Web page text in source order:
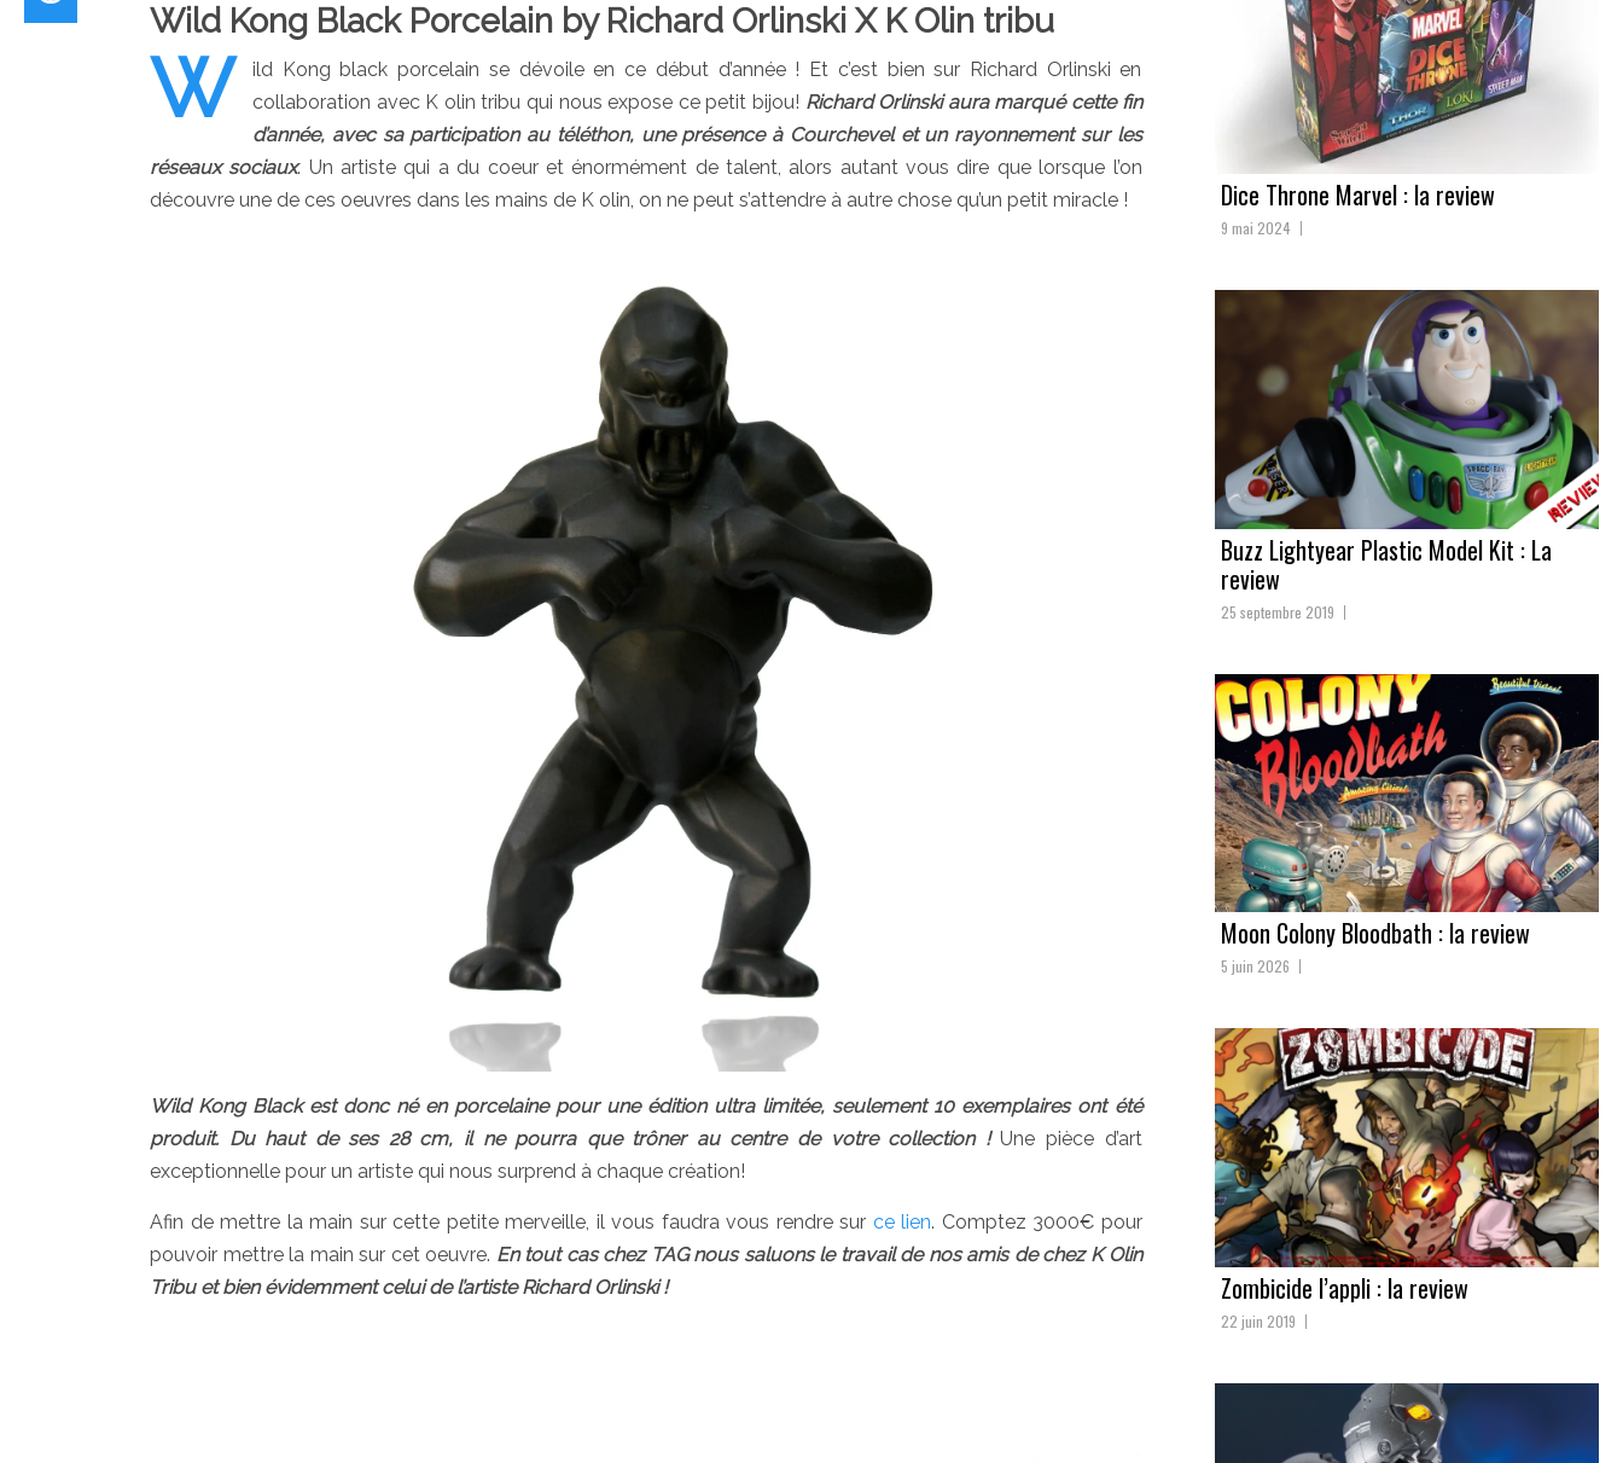
Wild Kong Black Porcelain by Richard Orlinski X K Olin tribu
W
ild Kong black porcelain se dévoile en ce début d’année ! Et c’est bien sur Richard Orlinski en
collaboration avec K olin tribu qui nous expose ce petit bijou! Richard Orlinski aura marqué cette fin
d’année, avec sa participation au téléthon, une présence à Courchevel et un rayonnement sur les
réseaux sociaux. Un artiste qui a du coeur et énormément de talent, alors autant vous dire que lorsque l’on
découvre une de ces oeuvres dans les mains de K olin, on ne peut s’attendre à autre chose qu’un petit miracle !
Wild Kong Black est donc né en porcelaine pour une édition ultra limitée, seulement 10 exemplaires ont été
produit. Du haut de ses 28 cm, il ne pourra que trôner au centre de votre collection !Une pièce d’art
exceptionnelle pour un artiste qui nous surprend à chaque création!
Afin de mettre la main sur cette petite merveille, il vous faudra vous rendre sur ce lien. Comptez 3000€ pour
pouvoir mettre la main sur cet oeuvre. En tout cas chez TAG nous saluons le travail de nos amis de chez K Olin
Tribu et bien évidemment celui de l’artiste Richard Orlinski !
Dice Throne Marvel : la review
9 mai 2024
Buzz Lightyear Plastic Model Kit : La
review
25 septembre 2019
Moon Colony Bloodbath : la review
5 juin 2026
Zombicide l’appli : la review
22 juin 2019